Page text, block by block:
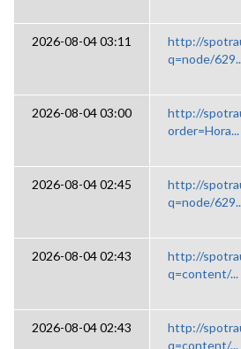
2026-08-04 03:11
http://
q=node/
2026-08-04 03:00
http://
order=Hora...
2026-08-04 02:45
http://
q=node/
2026-08-04 02:43
http://
q=content/...
2026-08-04 02:43
http://
q=content/...